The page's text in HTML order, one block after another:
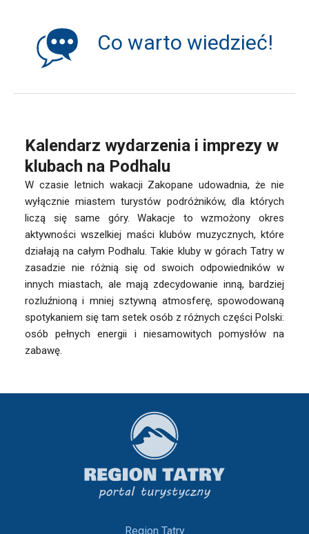
Co warto wiedzieć!
Kalendarz wydarzenia i imprezy w
klubach na Podhalu
W czasie letnich wakacji Zakopane udowadnia, że nie
wyłącznie miastem turystów podróżników, dla których
liczą się same góry. Wakacje to wzmożony okres
aktywności wszelkiej maści klubów muzycznych, które
działają na całym Podhalu. Takie kluby w górach Tatry w
zasadzie nie różnią się od swoich odpowiedników w
innych miastach, ale mają zdecydowanie inną, bardziej
rozluźnioną i mniej sztywną atmosferę, spowodowaną
spotykaniem się tam setek osób z różnych części Polski:
osób pełnych energii i niesamowitych pomysłów na
zabawę.
Region Tatry